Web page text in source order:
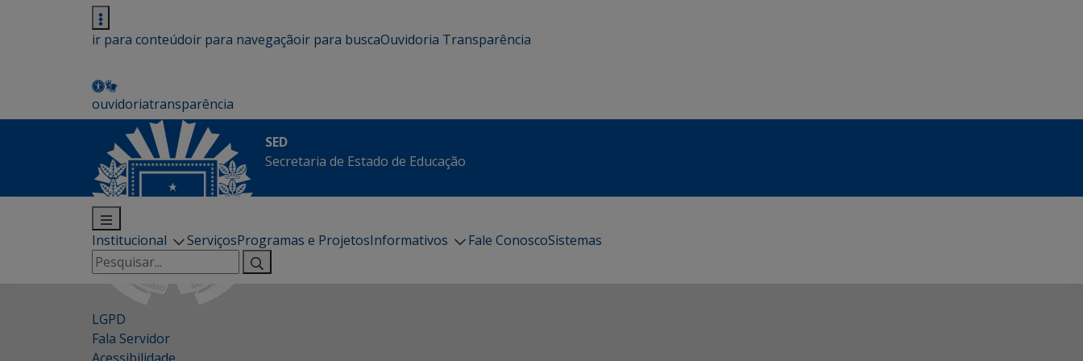
ir para conteúdoir para navegaçãoir para buscaOuvidoria Transparência
ouvidoriatransparência
SED
Secretaria de Estado de Educação
Institucional ServiçosProgramas e ProjetosInformativos Fale ConoscoSistemas
Pesquisar
por:
LGPD
Fala Servidor